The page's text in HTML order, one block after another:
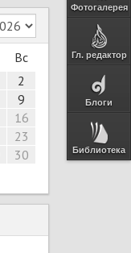
Фотогалерея
Гл. редактор
Блоги
Библиотека
Вс
2
9
16
23
30